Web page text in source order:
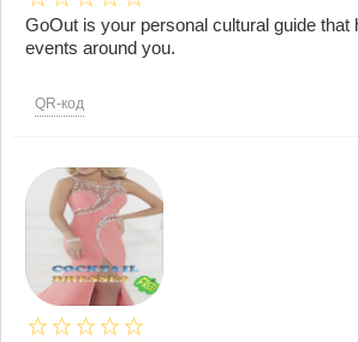
GoOut is your personal cultural guide that
events around you.
QR-код